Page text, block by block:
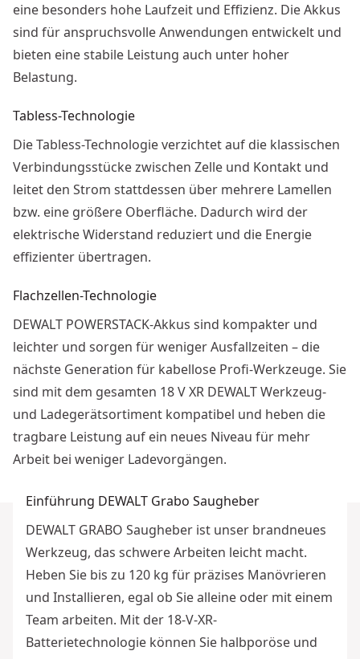
eine besonders hohe Laufzeit und Effizienz. Die Akkus
sind für anspruchsvolle Anwendungen entwickelt und
bieten eine stabile Leistung auch unter hoher
Belastung.
Tabless-Technologie
Die Tabless-Technologie verzichtet auf die klassischen
Verbindungsstücke zwischen Zelle und Kontakt und
leitet den Strom stattdessen über mehrere Lamellen
bzw. eine größere Oberfläche. Dadurch wird der
elektrische Widerstand reduziert und die Energie
effizienter übertragen.
Flachzellen-Technologie
DEWALT POWERSTACK-Akkus sind kompakter und
leichter und sorgen für weniger Ausfallzeiten – die
nächste Generation für kabellose Profi-Werkzeuge. Sie
sind mit dem gesamten 18 V XR DEWALT Werkzeug-
und Ladegerätsortiment kompatibel und heben die
tragbare Leistung auf ein neues Niveau für mehr
Arbeit bei weniger Ladevorgängen.
Einführung DEWALT Grabo Saugheber
DEWALT GRABO Saugheber ist unser brandneues
Werkzeug, das schwere Arbeiten leicht macht.
Heben Sie bis zu 120 kg für präzises Manövrieren
und Installieren, egal ob Sie alleine oder mit einem
Team arbeiten. Mit der 18-V-XR-
Batterietechnologie können Sie halbporöse und